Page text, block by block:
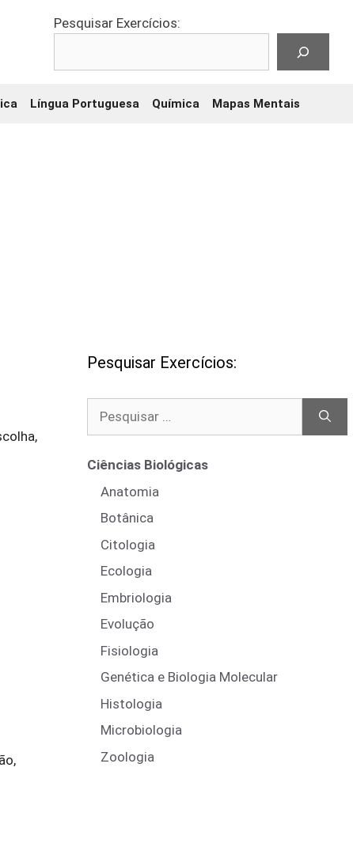
Pesquisar Exercícios:
Língua Portuguesa Química Mapas Mentais
Pesquisar Exercícios:
Ciências Biológicas
Anatomia
Botânica
Citologia
Ecologia
Embriologia
Evolução
Fisiologia
Genética e Biologia Molecular
Histologia
Microbiologia
Zoologia